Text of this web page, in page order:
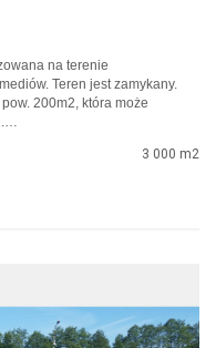
na terenie
Teren jest zamykany.
200m2, która może
3 000 m2